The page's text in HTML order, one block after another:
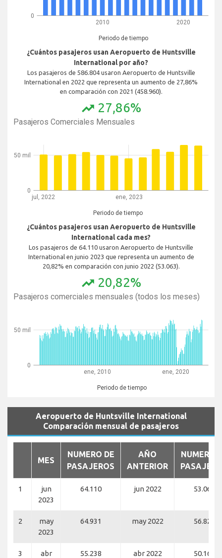
2010 2020
Periodo de tiempo
0
¿Cuántos pasajeros usan Aeropuerto de Huntsville
International por año?
Los pasajeros de 586.804 usaron Aeropuerto de Huntsville
International en 2022 que representa un aumento de 27,86%
en comparación con 2021 (458.960).
trending_up 27,86%
Pasajeros Comerciales Mensuales
jul, 2022 ene, 2023
Periodo de tiempo
0
50 mil
¿Cuántos pasajeros usan Aeropuerto de Huntsville
International cada mes?
Los pasajeros de 64.110 usaron Aeropuerto de Huntsville
International en junio 2023 que representa un aumento de
20,82% en comparación con junio 2022 (53.063).
trending_up 20,82%
Pasajeros comerciales mensuales (todos los meses)
ene, 2010 ene, 2020
Periodo de tiempo
0
50 mil
Aeropuerto de Huntsville International
Comparación mensual de pasajeros
MES
NUMERO DE
PASAJEROS
AÑO
ANTERIOR
NUMERO
1
jun
2023
64.110 jun 2022 53.063
2
may
2023
64.931 may 2022 56.823
3
abr
55.238 abr 2022 50.164